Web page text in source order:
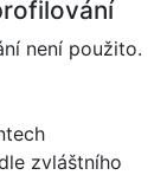
není použito.
zvláštního